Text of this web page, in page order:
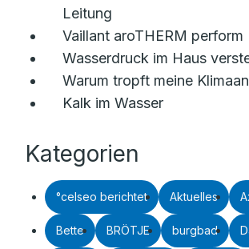
Leitung
Vaillant aroTHERM perform
Wasserdruck im Haus
Warum tropft meine
Kalk im Wasser
Kategorien
°celseo berichtet Aktuelles
Bette BRÖTJE burgbad